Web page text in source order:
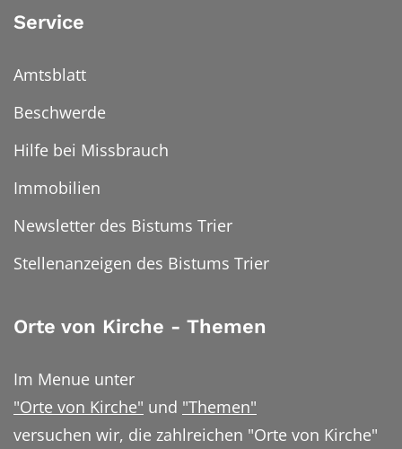
Service
Amtsblatt
Beschwerde
Hilfe bei Missbrauch
Immobilien
Newsletter des Bistums Trier
Stellenanzeigen des Bistums Trier
Orte von Kirche - Themen
Im Menue unter
"Orte von Kirche" und "Themen"
versuchen wir, die zahlreichen "Orte von Kirche"